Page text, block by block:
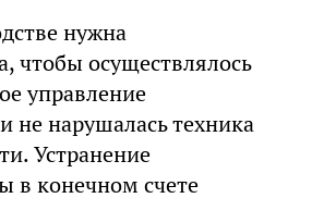
нужна
чтобы осуществлялось
управление
не нарушалась техника
Устранение
в конечном счете